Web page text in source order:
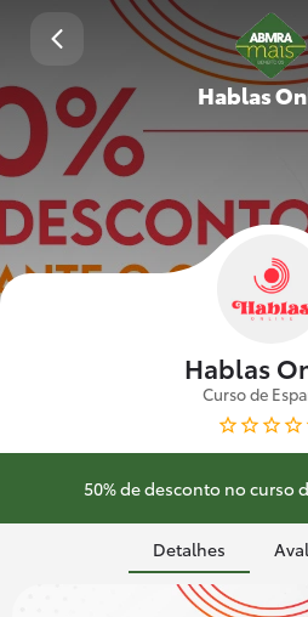
Hablas
Hablas
Curso de
50% de desconto no curso
Detalhes